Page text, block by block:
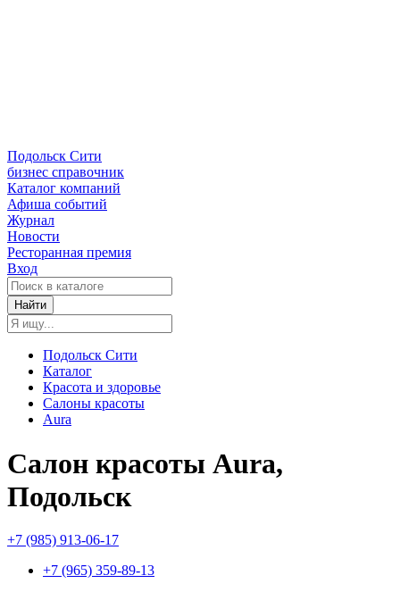
Подольск Сити
бизнес справочник
Каталог компаний
Афиша событий
Журнал
Новости
Ресторанная премия
Вход
Найти
Подольск Сити
Каталог
Красота и здоровье
Салоны красоты
Aura
Салон красоты Aura,
Подольск
+7 (985) 913-06-17
+7 (965) 359-89-13